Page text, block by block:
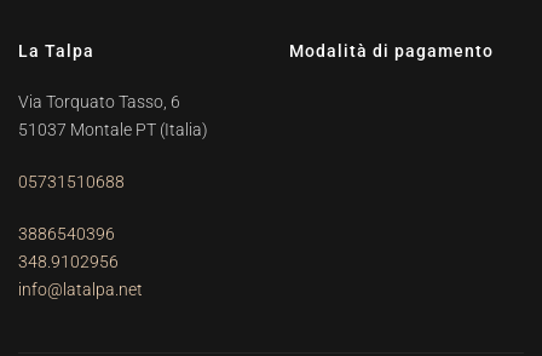
La Talpa
Via Torquato Tasso, 6
51037 Montale PT (Italia)
05731510688
3886540396
348.9102956
info@latalpa.net
Modalità di pagamento